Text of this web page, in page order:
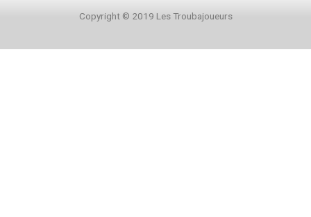
Copyright © 2019 Les Troubajoueurs